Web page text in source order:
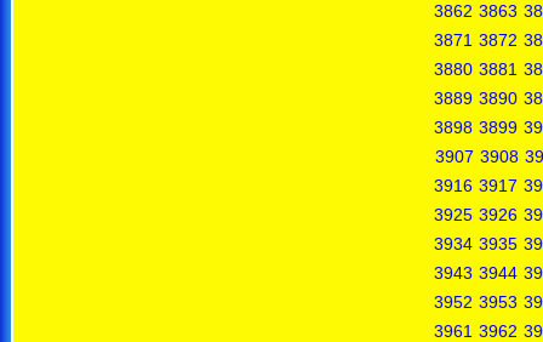
3862 3863
3871 3872
3880 3881
3889 3890
3898 3899
3907 3908
3916 3917
3925 3926
3934 3935
3943 3944
3952 3953
3961 3962